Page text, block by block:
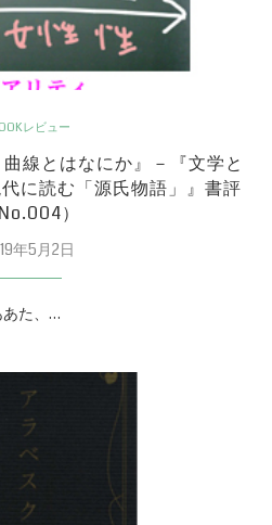
レビュー
線とはなにか』－『文学と
に読む「源氏物語」』書評
No.004）
年5月2日
た、…